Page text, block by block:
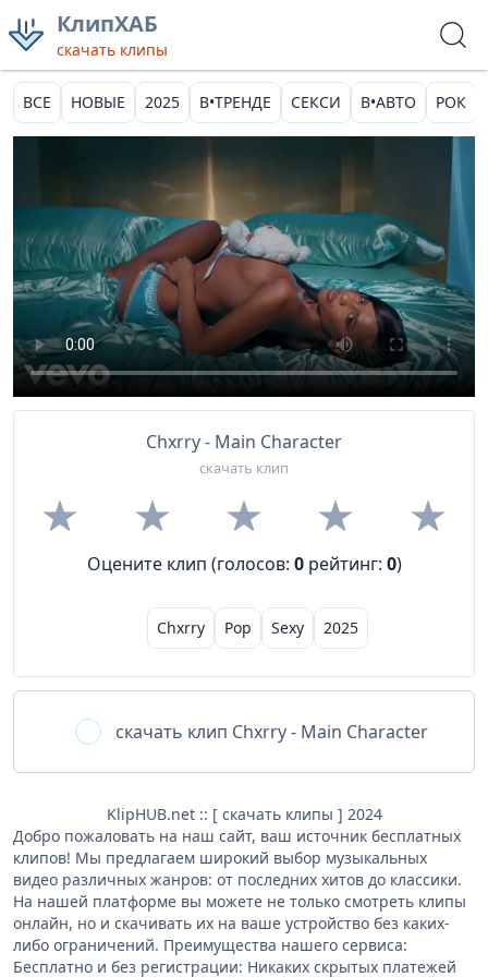
КлипХАБ
скачать клипы
ВСЕ НОВЫЕ 2025 В•ТРЕНДЕ СЕКСИ В•АВТО РОК
Chxrry - Main Character
скачать клип
Оцените клип (голосов: 0 рейтинг: 0)
Chxrry Pop Sexy 2025
скачать клип Chxrry - Main Character
KlipHUB.net :: [ скачать клипы ] 2024
Добро пожаловать на наш сайт, ваш источник бесплатных
клипов! Мы предлагаем широкий выбор музыкальных
видео различных жанров: от последних хитов до классики.
На нашей платформе вы можете не только смотреть клипы
онлайн, но и скачивать их на ваше устройство без каких-
либо ограничений. Преимущества нашего сервиса:
Бесплатно и без регистрации: Никаких скрытых платежей